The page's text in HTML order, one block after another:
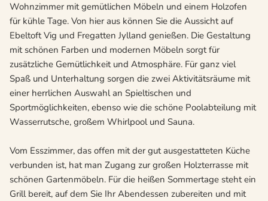
Wohnzimmer mit gemütlichen Möbeln und einem Holzofen
für kühle Tage. Von hier aus können Sie die Aussicht auf
Ebeltoft Vig und Fregatten Jylland genießen. Die Gestaltung
mit schönen Farben und modernen Möbeln sorgt für
zusätzliche Gemütlichkeit und Atmosphäre. Für ganz viel
Spaß und Unterhaltung sorgen die zwei Aktivitätsräume mit
einer herrlichen Auswahl an Spieltischen und
Sportmöglichkeiten, ebenso wie die schöne Poolabteilung mit
Wasserrutsche, großem Whirlpool und Sauna.
Vom Esszimmer, das offen mit der gut ausgestatteten Küche
verbunden ist, hat man Zugang zur großen Holzterrasse mit
schönen Gartenmöbeln. Für die heißen Sommertage steht ein
Grill bereit, auf dem Sie Ihr Abendessen zubereiten und mit